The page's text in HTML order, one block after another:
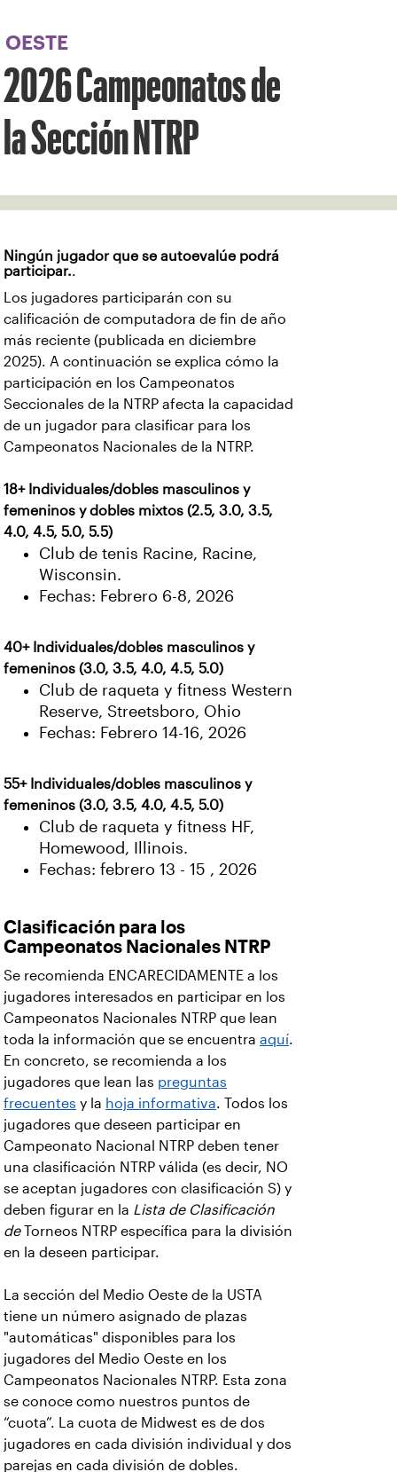
el
botón
de
volver
principio
OESTE
2026 Campeonatos de
la Sección NTRP
Ningún jugador que se autoevalúe podrá
participar..
Los jugadores participarán con su
calificación de computadora de fin de año
más reciente (publicada en diciembre
2025). A continuación se explica cómo la
participación en los Campeonatos
Seccionales de la NTRP afecta la capacidad
de un jugador para clasificar para los
Campeonatos Nacionales de la NTRP.
18+ Individuales/dobles masculinos y
femeninos y dobles mixtos (2.5, 3.0, 3.5,
4.0, 4.5, 5.0, 5.5)
Club de tenis Racine, Racine,
Wisconsin.
Fechas: Febrero 6-8, 2026
40+ Individuales/dobles masculinos y
femeninos (3.0, 3.5, 4.0, 4.5, 5.0)
Club de raqueta y fitness Western
Reserve, Streetsboro, Ohio
Fechas: Febrero 14-16, 2026
55+ Individuales/dobles masculinos y
femeninos (3.0, 3.5, 4.0, 4.5, 5.0)
Club de raqueta y fitness HF,
Homewood, Illinois.
Fechas: febrero 13 - 15 , 2026
Clasificación para los
Campeonatos Nacionales NTRP
Se recomienda ENCARECIDAMENTE a los
jugadores interesados en participar en los
Campeonatos Nacionales NTRP que lean
toda la información que se encuentra aquí.
En concreto, se recomienda a los
jugadores que lean las preguntas
frecuentes y la hoja informativa. Todos los
jugadores que deseen participar en
Campeonato Nacional NTRP deben tener
una clasificación NTRP válida (es decir, NO
se aceptan jugadores con clasificación S) y
deben figurar en la Lista de Clasificación
deTorneos NTRP específica para la división
en la deseen participar.
La sección del Medio Oeste de la USTA
tiene un número asignado de plazas
"automáticas" disponibles para los
jugadores del Medio Oeste en los
Campeonatos Nacionales NTRP. Esta zona
se conoce como nuestros puntos de
“cuota”. La cuota de Midwest es de dos
jugadores en cada división individual y dos
parejas en cada división de dobles.